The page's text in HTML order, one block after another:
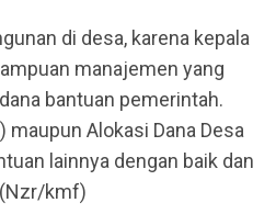
di desa, karena kepala
manajemen yang
bantuan pemerintah.
maupun Alokasi Dana Desa
lainnya dengan baik dan
(Nzr/kmf)